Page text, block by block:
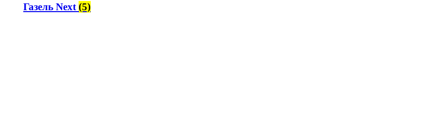
Газель Next (5)